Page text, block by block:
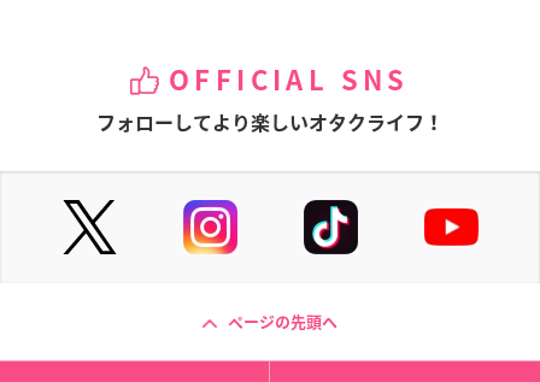
OFFICIAL SNS
フォローしてより楽しいオタクライフ！
ページの先頭へ